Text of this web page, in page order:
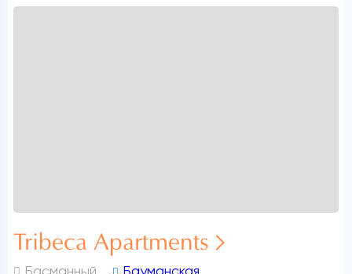
Tribeca Apartments